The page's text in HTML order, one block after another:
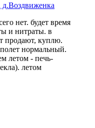
нет. будет время
и нитраты. в
продают, куплю.
нормальный.
летом - печь-
летом